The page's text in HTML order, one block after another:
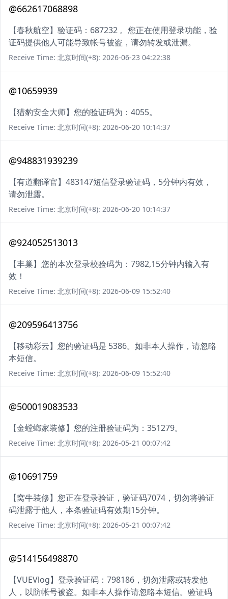
@662617068898
【春秋航空】验证码：687232 。您正在使用登录功能，验
证码提供他人可能导致帐号被盗，请勿转发或泄漏。
Receive Time: 北京时间(+8): 2026-06-23 04:22:38
@10659939
【猎豹安全大师】您的验证码为：4055。
Receive Time: 北京时间(+8): 2026-06-20 10:14:37
@948831939239
【有道翻译官】483147短信登录验证码，5分钟内有效，
请勿泄露。
Receive Time: 北京时间(+8): 2026-06-20 10:14:37
@924052513013
【丰巢】您的本次登录校验码为：7982,15分钟内输入有
效！
Receive Time: 北京时间(+8): 2026-06-09 15:52:40
@209596413756
【移动彩云】您的验证码是 5386。如非本人操作，请忽略
本短信。
Receive Time: 北京时间(+8): 2026-06-09 15:52:40
@500019083533
【金螳螂家装修】您的注册验证码为：351279。
Receive Time: 北京时间(+8): 2026-05-21 00:07:42
@10691759
【窝牛装修】您正在登录验证，验证码7074，切勿将验证
码泄露于他人，本条验证码有效期15分钟。
Receive Time: 北京时间(+8): 2026-05-21 00:07:42
@514156498870
【VUEVlog】登录验证码：798186，切勿泄露或转发他
人，以防帐号被盗。如非本人操作请忽略本短信。验证码